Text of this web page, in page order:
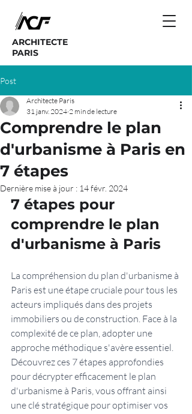
ARCHITECTE
PARIS
Post
Comprendre le plan
d'urbanisme à Paris en
7 étapes
Architecte Paris
31 janv. 2024 2 min de lecture
Dernière mise à jour : 14 févr. 2024
7 étapes pour
comprendre le plan
d'urbanisme à Paris
La compréhension du plan d'urbanisme à
Paris est une étape cruciale pour tous les
acteurs impliqués dans des projets
immobiliers ou de construction. Face à la
complexité de ce plan, adopter une
approche méthodique s'avère essentiel.
Découvrez ces 7 étapes approfondies
pour décrypter efficacement le plan
d'urbanisme à Paris, vous offrant ainsi
une clé stratégique pour optimiser vos